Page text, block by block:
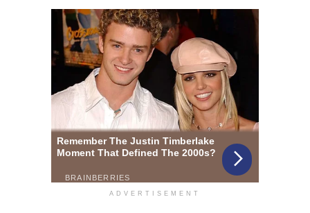
ADVERTISEMENT